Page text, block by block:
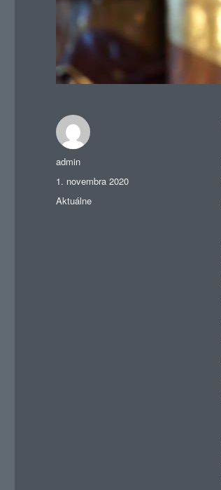
Autor
admin
Publikované
1. novembra 2020
Kategórie
Aktuálne